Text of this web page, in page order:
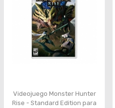
Videojuego Monster Hunter
Rise - Standard Edition para